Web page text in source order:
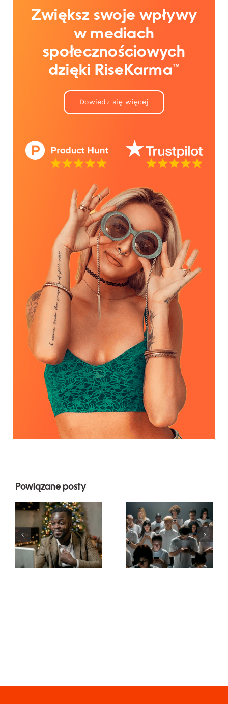
Zwiększ swoje wpływy
w mediach
społecznościowych
dzięki RiseKarma™
Dowiedz się więcej
Powiązane posty
Jak ukryć
obserwujących
na LinkedIn,
aby
zachować
dotyczące
projektowania
wyjątkowych
reklam na
Facebooku,
które